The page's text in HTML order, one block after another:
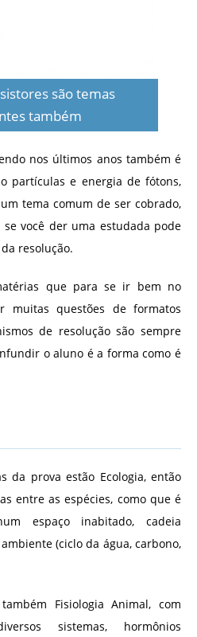
são temas
também
nos últimos anos também é
partículas e energia de fótons,
tema comum de ser cobrado,
você der uma estudada pode
resolução.
que para se ir bem no
muitas questões de formatos
de resolução são sempre
o aluno é a forma como é
da prova estão Ecologia, então
entre as espécies, como que é
espaço inabitado, cadeia
(ciclo da água, carbono,
Fisiologia Animal, com
sistemas, hormônios